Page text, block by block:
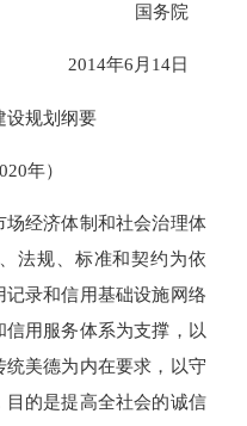
国务院
2014年6月14日
规划纲要
年）
经济体制和社会治理体
法规、标准和契约为依
录和信用基础设施网络
用服务体系为支撑，以
美德为内在要求，以守
的是提高全社会的诚信